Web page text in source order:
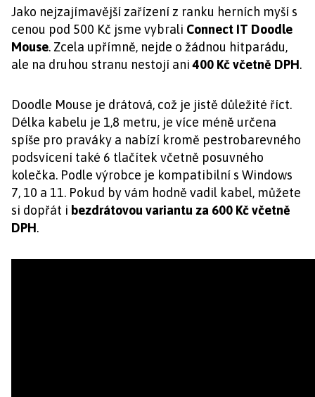
Jako nejzajímavější zařízení z ranku herních myší s
cenou pod 500 Kč jsme vybrali Connect IT Doodle
Mouse. Zcela upřímně, nejde o žádnou hitparádu,
ale na druhou stranu nestojí ani400 Kč včetně DPH.
Doodle Mouse je drátová, což je jistě důležité říct.
Délka kabelu je 1,8 metru, je více méně určena
spíše pro praváky a nabízí kromě pestrobarevného
podsvícení také 6 tlačítek včetně posuvného
kolečka. Podle výrobce je kompatibilní s Windows
7, 10 a 11. Pokud by vám hodně vadil kabel, můžete
si dopřát i bezdrátovou variantu za 600 Kč včetně
DPH.